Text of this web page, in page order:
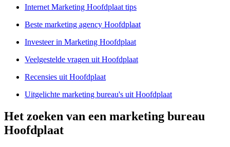
Internet Marketing Hoofdplaat tips
Beste marketing agency Hoofdplaat
Investeer in Marketing Hoofdplaat
Veelgestelde vragen uit Hoofdplaat
Recensies uit Hoofdplaat
Uitgelichte marketing bureau's uit Hoofdplaat
Het zoeken van een marketing bureau
Hoofdplaat